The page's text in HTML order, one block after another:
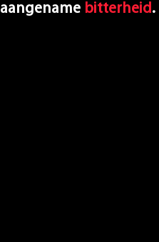
aangename bitterheid